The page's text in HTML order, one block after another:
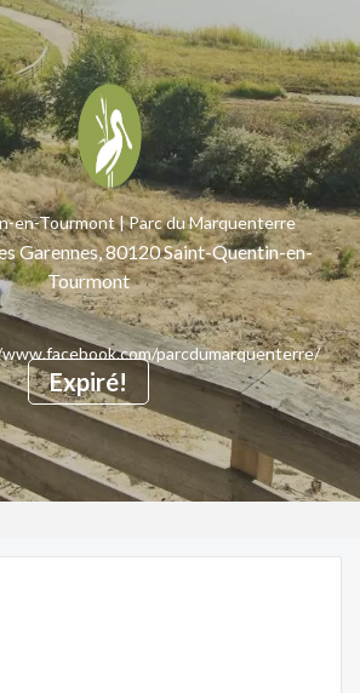
Expiré!
en-Tourmont | Parc du Marquenterre
Garennes, 80120 Saint-Quentin-en-
Tourmont
parcdumarquenterre/